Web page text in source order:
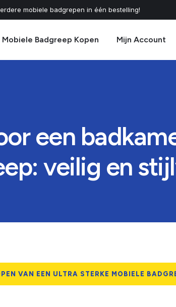
mobiele badgrepen in één bestelling!
Mobiele Badgreep Kopen Mijn Account
een
veilig en
VAN EEN ULTRA STERKE MOBIELE